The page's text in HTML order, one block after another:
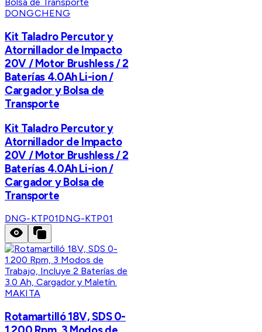
DONGCHENG
Kit Taladro Percutor y
Atornillador de Impacto
20V / Motor Brushless / 2
Baterías 4.0Ah Li-ion /
Cargador y Bolsa de
Transporte
Kit Taladro Percutor y
Atornillador de Impacto
20V / Motor Brushless / 2
Baterías 4.0Ah Li-ion /
Cargador y Bolsa de
Transporte
DNG-KTP01DNG-KTP01
MAKITA
Rotamartilló 18V, SDS 0-